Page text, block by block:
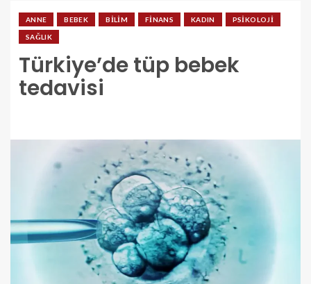
ANNE BEBEK BILIM FINANS KADIN PSIKOLOJI
SAĞLIK
Türkiye’de tüp bebek
tedavisi